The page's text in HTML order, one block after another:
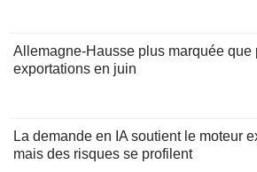
Allemagne-Hausse plus marquée que
exportations en juin
La demande en IA soutient le moteur
mais des risques se profilent